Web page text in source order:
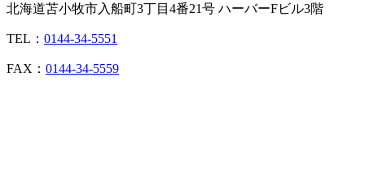
北海道苫小牧市入船町3丁目4番21号 ハーバーFビル3階
TEL： 0144-34-5551
FAX： 0144-34-5559